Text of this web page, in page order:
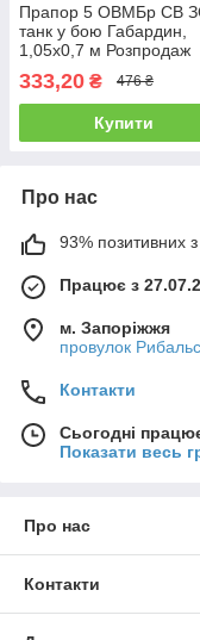
Прапор 5 ОВМБр СВ
танк у бою Габардин,
1,05х0,7 м Розпродаж
333,20 ₴ 476 ₴
Купити
Про нас
93% позитивних з
Працює з
м. Запоріжжя
провулок
Контакти
Сьогодні
Показати весь
Про нас
Контакти